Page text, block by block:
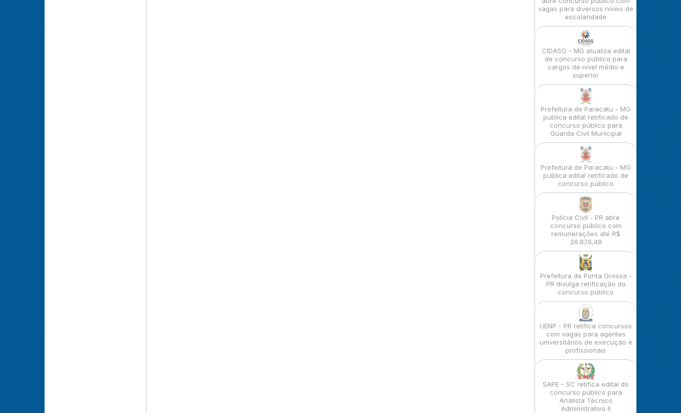
vagas para diversos níveis de
escolaridade
CIDASG - MG atualiza edital
de concurso público para
cargos de nível médio e
superior
Prefeitura de Paracatu - MG
publica edital retificado de
concurso público para
Guarda Civil Municipal
Prefeitura de Paracatu - MG
publica edital retificado de
concurso público
Polícia Civil - PR abre
concurso público com
remunerações até R$
26.876,48
Prefeitura de Ponta Grossa -
PR divulga retificação do
concurso público
UENP - PR retifica concursos
com vagas para agentes
universitários de execução e
profissionais
SAPE - SC retifica edital do
concurso público para
Analista Técnico
Administrativo II